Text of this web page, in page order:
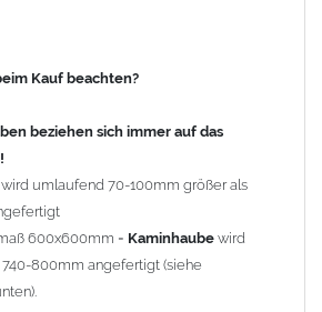
sind auf Anfrage möglich (Aufpreis
EUR).
EdelstahlBefestigungsmaterial
sind aus
Kauf beachten?
beziehen sich immer auf das
wird umlaufend 70-100mm größer als
600x600mm = Kaminhaube wird
800mm angefertigt (siehe